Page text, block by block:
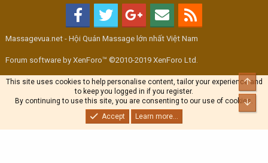
Massagevua.net - Hội Quán Massage lớn nhất Việt Nam
Forum software by XenForo™ ©2010-2019 XenForo Ltd.
This site uses cookies to help personalise content, tailor your experience and
to keep you logged in if you register.
By continuing to use this site, you are consenting to our use of cookies.
Accept
Learn more...
Top